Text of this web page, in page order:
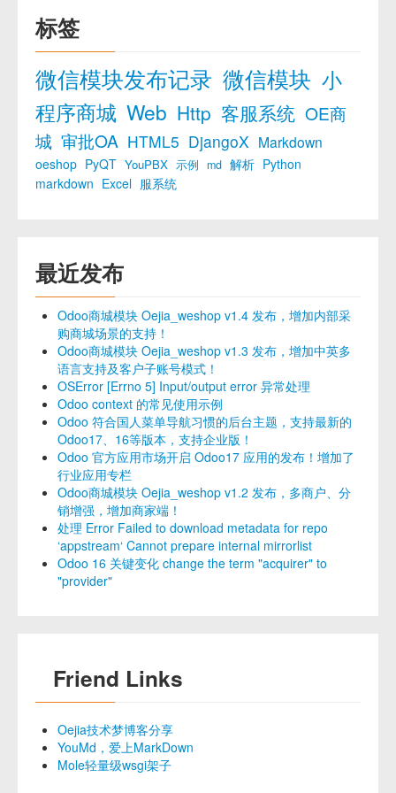
标签
微信模块发布记录 微信模块 小
程序商城 Web Http 客服系统 OE商
城 审批OA HTML5 DjangoX Markdown
oeshop PyQT YouPBX 示例 md 解析 Python
markdown Excel 服系统
最近发布
Odoo商城模块 Oejia_weshop v1.4 发布，增加内部采
购商城场景的支持！
Odoo商城模块 Oejia_weshop v1.3 发布，增加中英多
语言支持及客户子账号模式！
OSError [Errno 5] Input/output error 异常处理
Odoo context 的常见使用示例
Odoo 符合国人菜单导航习惯的后台主题，支持最新的
Odoo17、16等版本，支持企业版！
Odoo 官方应用市场开启 Odoo17 应用的发布！增加了
行业应用专栏
Odoo商城模块 Oejia_weshop v1.2 发布，多商户、分
销增强，增加商家端！
处理 Error Failed to download metadata for repo
‘appstream‘ Cannot prepare internal mirrorlist
Odoo 16 关键变化 change the term "acquirer" to
"provider"
Friend Links
Oejia技术梦博客分享
YouMd，爱上MarkDown
Mole轻量级wsgi架子